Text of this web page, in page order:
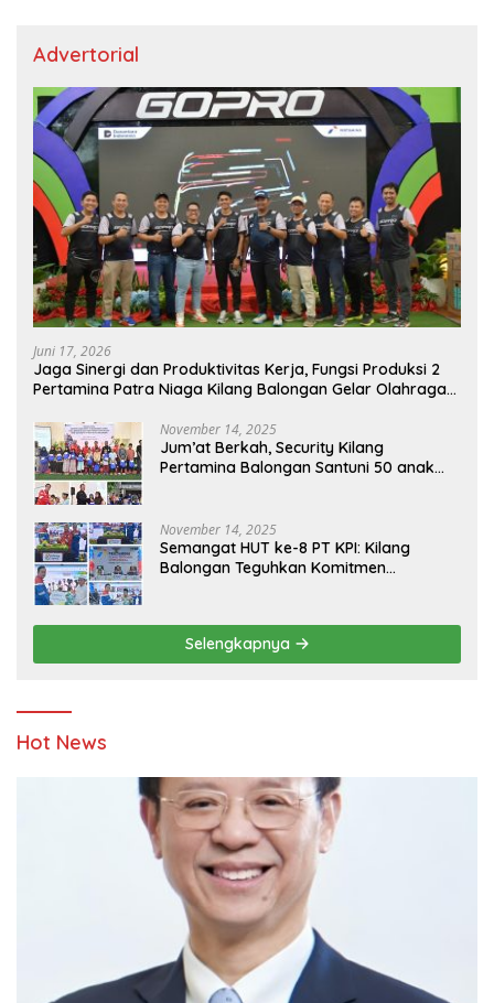
Advertorial
Juni 17, 2026
Jaga Sinergi dan Produktivitas Kerja, Fungsi Produksi 2
Pertamina Patra Niaga Kilang Balongan Gelar Olahraga
November 14, 2025
Jum’at Berkah, Security Kilang
Pertamina Balongan Santuni 50 anak
November 14, 2025
Semangat HUT ke-8 PT KPI: Kilang
Balongan Teguhkan Komitmen
Pendidikan
Selengkapnya
Hot News